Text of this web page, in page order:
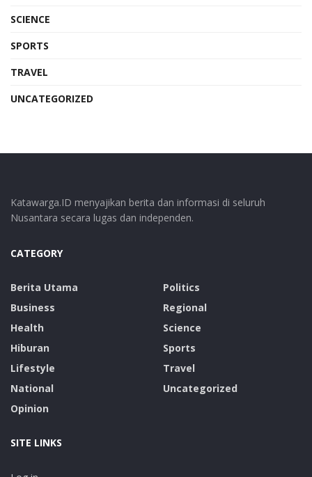
SCIENCE
SPORTS
TRAVEL
UNCATEGORIZED
Katawarga.ID menyajikan berita dan informasi di seluruh
Nusantara secara lugas dan independen.
CATEGORY
Berita Utama
Business
Health
Hiburan
Lifestyle
National
Opinion
Politics
Regional
Science
Sports
Travel
Uncategorized
SITE LINKS